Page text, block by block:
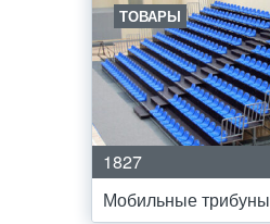
ТОВАРЫ
1827
Мобильные трибуны